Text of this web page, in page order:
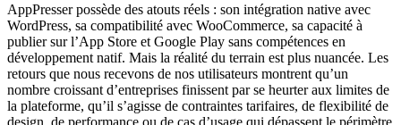
AppPresser possède des atouts réels : son intégration native avec
WordPress, sa compatibilité avec WooCommerce, sa capacité à
publier sur l’App Store et Google Play sans compétences en
développement natif. Mais la réalité du terrain est plus nuancée. Les
retours que nous recevons de nos utilisateurs montrent qu’un
nombre croissant d’entreprises finissent par se heurter aux limites de
la plateforme, qu’il s’agisse de contraintes tarifaires, de flexibilité de
design, de performance ou de cas d’usage qui dépassent le périmètre